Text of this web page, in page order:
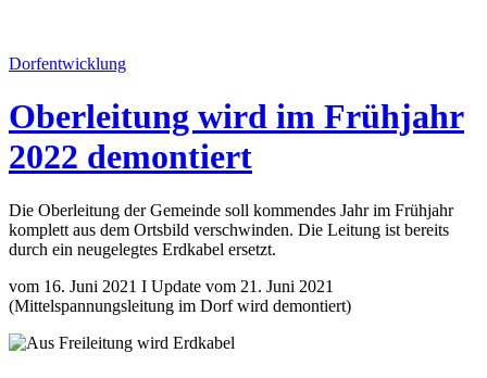
Dorfentwicklung
Oberleitung wird im Frühjahr
2022 demontiert
Die Oberleitung der Gemeinde soll kommendes Jahr im Frühjahr
komplett aus dem Ortsbild verschwinden. Die Leitung ist bereits
durch ein neugelegtes Erdkabel ersetzt.
vom 16. Juni 2021 I Update vom 21. Juni 2021
(Mittelspannungsleitung im Dorf wird demontiert)